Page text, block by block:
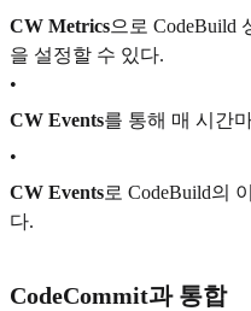
CW Metrics으로 CodeBuild
을 설정할 수 있다.
•
CW Events를 통해 매 시간
•
CW Events로 CodeBuild의
다.
CodeCommit과 통합